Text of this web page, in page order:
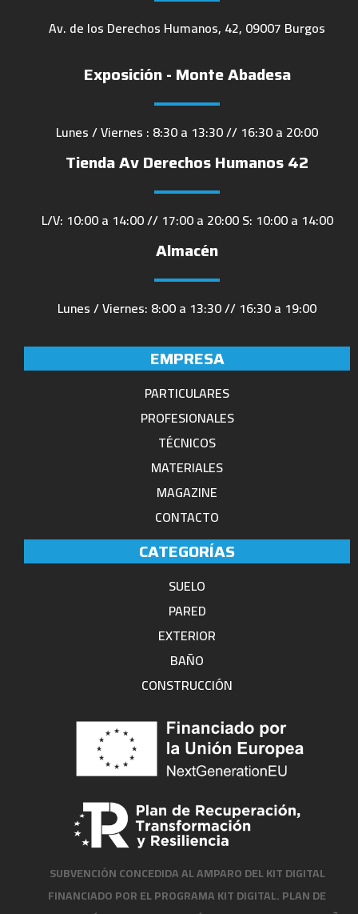
Av. de los Derechos Humanos, 42, 09007 Burgos
Exposición - Monte Abadesa
Lunes / Viernes : 8:30 a 13:30 // 16:30 a 20:00
Tienda Av Derechos Humanos 42
L/V: 10:00 a 14:00 // 17:00 a 20:00 S: 10:00 a 14:00
Almacén
Lunes / Viernes: 8:00 a 13:30 // 16:30 a 19:00
EMPRESA
PARTICULARES
PROFESIONALES
TÉCNICOS
MATERIALES
MAGAZINE
CONTACTO
CATEGORÍAS
SUELO
PARED
EXTERIOR
BAÑO
CONSTRUCCIÓN
SUBVENCIÓN CONCEDIDA AL AMPARO DEL KIT DIGITAL
FINANCIADO POR EL PROGRAMA KIT DIGITAL. PLAN DE